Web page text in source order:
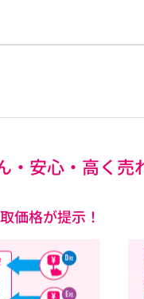
・安心・高く売
価格が提示！